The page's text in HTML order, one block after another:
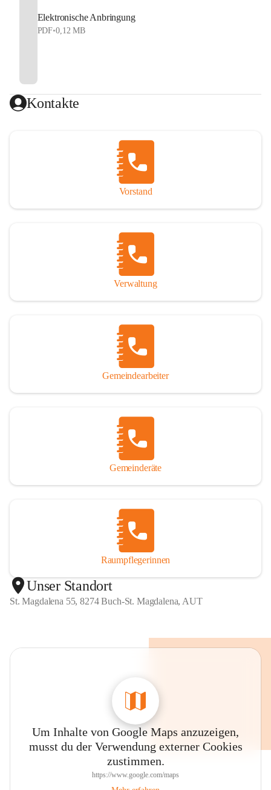
Elektronische Anbringung
PDF•0,12 MB
Kontakte
Vorstand
Verwaltung
Gemeindearbeiter
Gemeinderäte
Raumpflegerinnen
Unser Standort
St. Magdalena 55, 8274 Buch-St. Magdalena, AUT
Um Inhalte von Google Maps anzuzeigen,
musst du der Verwendung externer Cookies
zustimmen.
https://www.google.com/maps